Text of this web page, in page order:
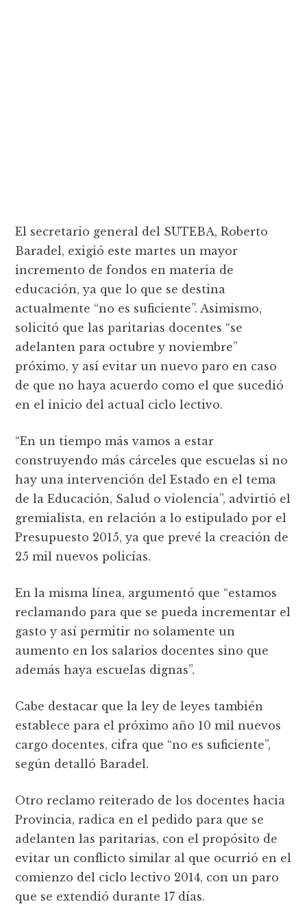
El secretario general del SUTEBA, Roberto
Baradel, exigió este martes un mayor
incremento de fondos en materia de
educación, ya que lo que se destina
actualmente “no es suficiente”. Asimismo,
solicitó que las paritarias docentes “se
adelanten para octubre y noviembre”
próximo, y así evitar un nuevo paro en caso
de que no haya acuerdo como el que sucedió
en el inicio del actual ciclo lectivo.
“En un tiempo más vamos a estar
construyendo más cárceles que escuelas si no
hay una intervención del Estado en el tema
de la Educación, Salud o violencia”, advirtió el
gremialista, en relación a lo estipulado por el
Presupuesto 2015, ya que prevé la creación de
25 mil nuevos policías.
En la misma línea, argumentó que “estamos
reclamando para que se pueda incrementar el
gasto y así permitir no solamente un
aumento en los salarios docentes sino que
además haya escuelas dignas”.
Cabe destacar que la ley de leyes también
establece para el próximo año 10 mil nuevos
cargo docentes, cifra que “no es suficiente”,
según detalló Baradel.
Otro reclamo reiterado de los docentes hacia
Provincia, radica en el pedido para que se
adelanten las paritarias, con el propósito de
evitar un conflicto similar al que ocurrió en el
comienzo del ciclo lectivo 2014, con un paro
que se extendió durante 17 días.